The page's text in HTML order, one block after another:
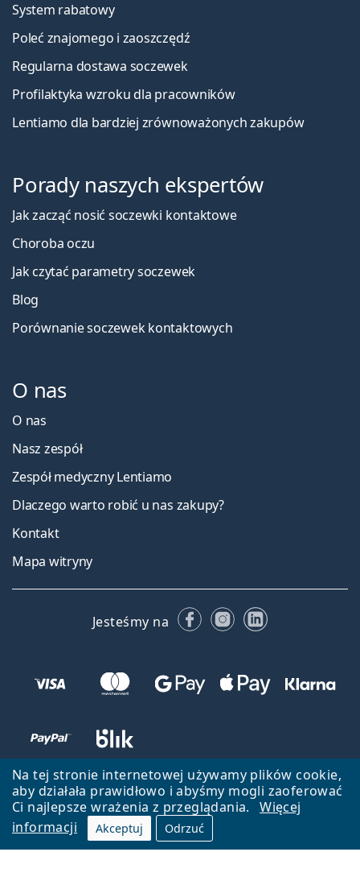
Na tej stronie internetowej używamy plików cookie,
aby działała prawidłowo i abyśmy mogli zaoferować
Ci najlepsze wrażenia z przeglądania.
Więcej
informacji
Akceptuj Odrzuć
System rabatowy
Poleć znajomego i zaoszczędź
Regularna dostawa soczewek
Profilaktyka wzroku dla pracowników
Lentiamo dla bardziej zrównoważonych zakupów
Porady naszych ekspertów
Jak zacząć nosić soczewki kontaktowe
Choroba oczu
Jak czytać parametry soczewek
Blog
Porównanie soczewek kontaktowych
O nas
O nas
Nasz zespół
Zespół medyczny Lentiamo
Dlaczego warto robić u nas zakupy?
Kontakt
Mapa witryny
Jesteśmy na FacebookuInstagramie
LinkedIn
Wróć do strony głównej